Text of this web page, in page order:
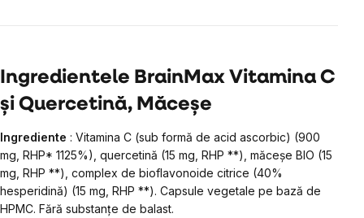
Ingredientele BrainMax Vitamina C
și Quercetină, Măceșe
Ingrediente : Vitamina C (sub formă de acid ascorbic) (900
mg, RHP* 1125%), quercetină (15 mg, RHP **), măceșe BIO (15
mg, RHP **), complex de bioflavonoide citrice (40%
hesperidină) (15 mg, RHP **). Capsule vegetale pe bază de
HPMC. Fără substanțe de balast.